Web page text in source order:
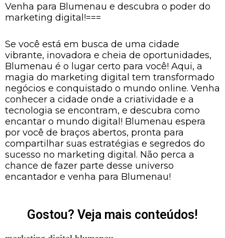
Venha para Blumenau e descubra o poder do
marketing digital!===
Se você está em busca de uma cidade
vibrante, inovadora e cheia de oportunidades,
Blumenau é o lugar certo para você! Aqui, a
magia do marketing digital tem transformado
negócios e conquistado o mundo online. Venha
conhecer a cidade onde a criatividade e a
tecnologia se encontram, e descubra como
encantar o mundo digital! Blumenau espera
por você de braços abertos, pronta para
compartilhar suas estratégias e segredos do
sucesso no marketing digital. Não perca a
chance de fazer parte desse universo
encantador e venha para Blumenau!
Gostou? Veja mais conteúdos!